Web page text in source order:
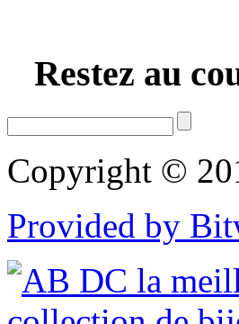
Restez au
Copyright ©
Provided by